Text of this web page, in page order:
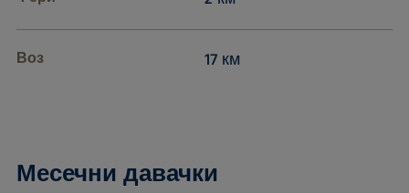
Воз 17 км
Месечни давачки